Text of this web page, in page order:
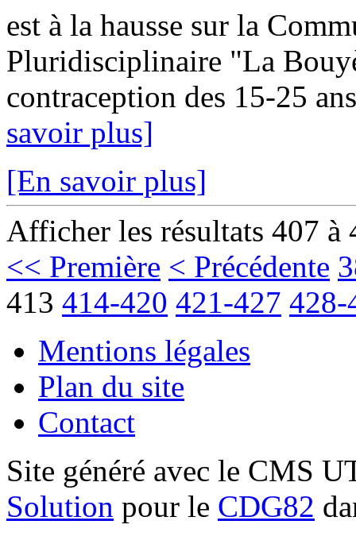
est à la hausse sur la
Pluridisciplinaire "La
contraception des 15-25
savoir plus]
[En savoir plus]
Afficher les résultats 407 à
<< Première < Précédente
413 414-420 421-427 428-
Mentions légales
Plan du site
Contact
Site généré avec le CMS
Solution pour le CDG82